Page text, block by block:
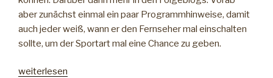
aber zunächst einmal ein paar Programmhinweise, damit
auch jeder weiß, wann er den Fernseher mal einschalten
sollte, um der Sportart mal eine Chance zu geben.
„NFL
weiterlesen